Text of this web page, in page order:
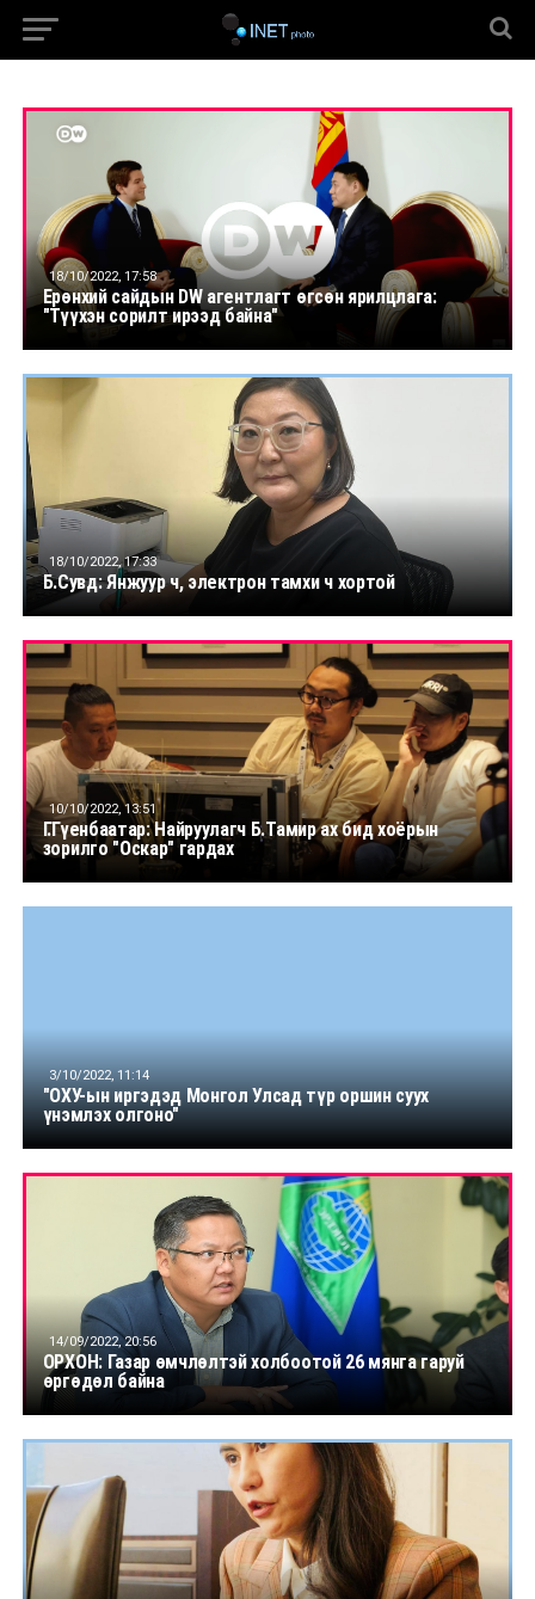
18/10/2022, 17:58
Ерөнхий сайдын DW агентлагт өгсөн ярилцлага:
"Түүхэн сорилт ирээд байна"
18/10/2022, 17:33
Б.Сувд: Янжуур ч, электрон тамхи ч хортой
10/10/2022, 13:51
Г.Гүенбаатар: Найруулагч Б.Тамир ах бид хоёрын
зорилго "Оскар" гардах
3/10/2022, 11:14
"ОХУ-ын иргэдэд Монгол Улсад түр оршин суух
үнэмлэх олгоно"
14/09/2022, 20:56
ОРХОН: Газар өмчлөлтэй холбоотой 26 мянга гаруй
өргөдөл байна